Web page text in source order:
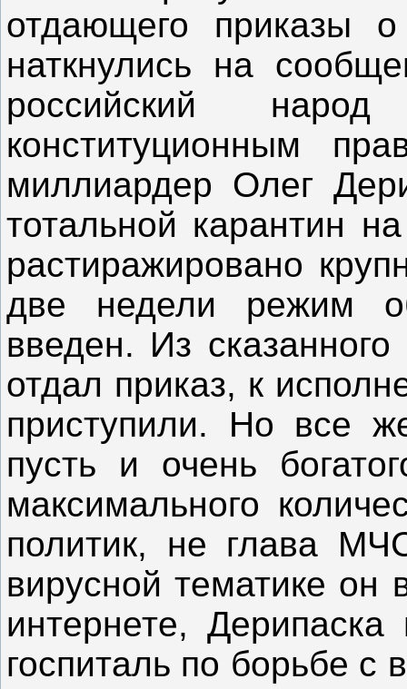
отдающего приказы
наткнулись на
российский
конституционным
миллиардер Олег
тотальной карантин
растиражировано
две недели режим
введен. Из
отдал приказ, к
приступили. Но все
пусть и очень
максимального
политик, не глава
вирусной тематике
интернете,
госпиталь по борьбе с